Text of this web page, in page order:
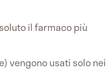
il farmaco più
vengono usati solo nei